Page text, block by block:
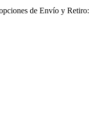
de Envío y Retiro: